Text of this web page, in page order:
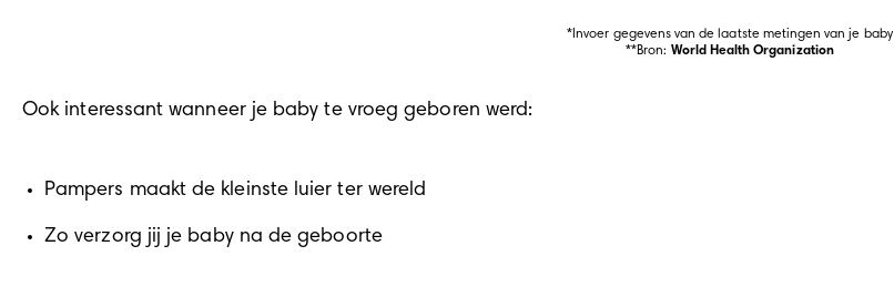
*Invoer gegevens van de laatste metingen van je baby
**Bron: World Health Organization
Ook interessant wanneer je baby te vroeg geboren werd:
Pampers maakt de kleinste luier ter wereld
Zo verzorg jij je baby na de geboorte